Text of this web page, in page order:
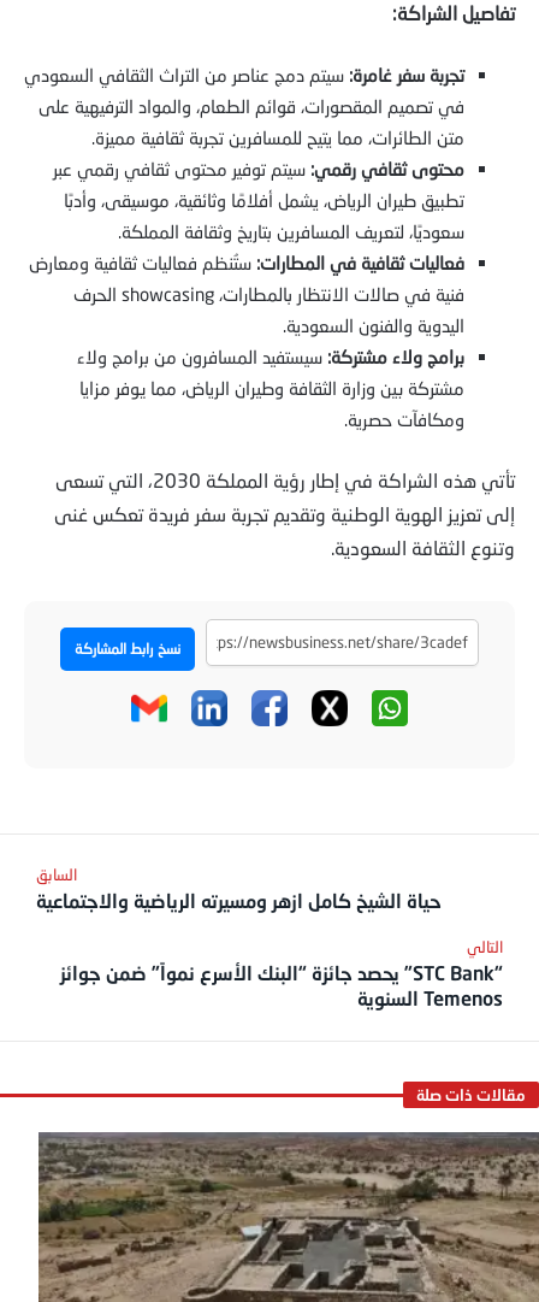
تفاصيل الشراكة:
تجربة سفر غامرة: سيتم دمج عناصر من التراث الثقافي السعودي
في تصميم المقصورات، قوائم الطعام، والمواد الترفيهية على
متن الطائرات، مما يتيح للمسافرين تجربة ثقافية مميزة.
محتوى ثقافي رقمي: سيتم توفير محتوى ثقافي رقمي عبر
تطبيق طيران الرياض، يشمل أفلامًا وثائقية، موسيقى، وأدبًا
سعوديًا، لتعريف المسافرين بتاريخ وثقافة المملكة.
فعاليات ثقافية في المطارات: ستُنظم فعاليات ثقافية ومعارض
فنية في صالات الانتظار بالمطارات، showcasing الحرف
اليدوية والفنون السعودية.
برامج ولاء مشتركة: سيستفيد المسافرون من برامج ولاء
مشتركة بين وزارة الثقافة وطيران الرياض، مما يوفر مزايا
ومكافآت حصرية.
تأتي هذه الشراكة في إطار رؤية المملكة 2030، التي تسعى
إلى تعزيز الهوية الوطنية وتقديم تجربة سفر فريدة تعكس غنى
وتنوع الثقافة السعودية.
نسخ رابط المشاركة
حياة الشيخ كامل ازهر ومسيرته الرياضية والاجتماعية
“STC Bank” يحصد جائزة “البنك الأسرع نمواً” ضمن جوائز
Temenos السنوية